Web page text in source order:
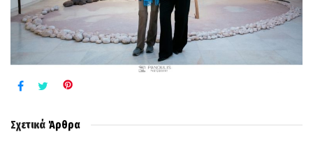
Σχετικά Άρθρα